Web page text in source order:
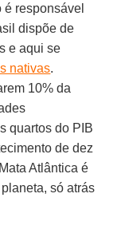
responsável
dispõe de
e aqui se
nativas.
10% da
quartos do PIB
de dez
Atlântica é
só atrás